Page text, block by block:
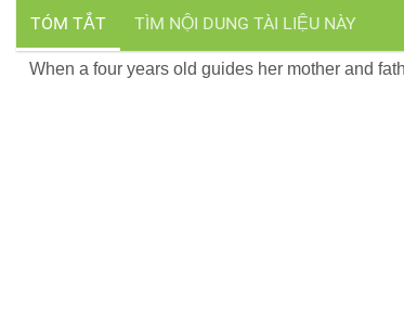
TÓM TẮT TÌM NỘI DUNG TÀI LIỆU NÀY
When a four years old guides her mother and